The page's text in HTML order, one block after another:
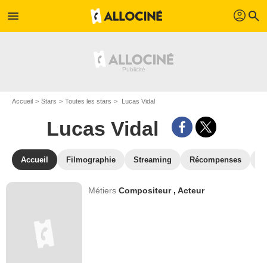
menu profil search
Accueil Stars Toutes les stars Lucas Vidal
Lucas Vidal
Accueil Filmographie Streaming Récompenses
MétiersCompositeur ,Acteur